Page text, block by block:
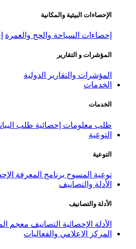
الإحصاءات البيئية والمكانية
إحصاءات السياحة والحج والعمرة
المؤشرات و التقارير
المؤشرات والتقارير الدولية
الخدمات
الخدمات
طلب معلومات إحصائية طلب
التوعية
التوعية
توعية المسوح برنامج المعرفة
الأدلة والتصانيف
الأدلة والتصانيف
الأدلة الإحصائية التصانيف معجم
المركز الإعلامي والفعاليات